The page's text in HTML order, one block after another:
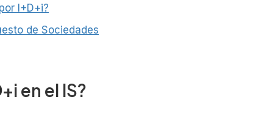
I+D+i?
de Sociedades
en el IS?